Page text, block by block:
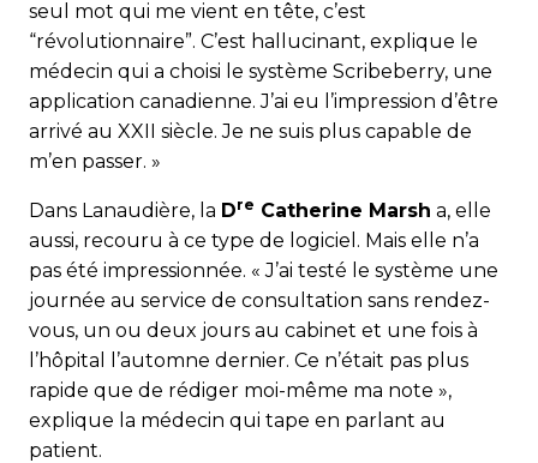
seul mot qui me vient en tête, c’est
“révolutionnaire”. C’est hallucinant, explique le
médecin qui a choisi le système Scribeberry, une
application canadienne. J’ai eu l’impression d’être
arrivé au XXII siècle. Je ne suis plus capa­ble de
m’en passer. »
Dans Lanaudière, la Dre Catherine Marsh a, elle
aussi, recouru à ce type de logiciel. Mais elle n’a
pas été impressionnée. « J’ai testé le système une
journée au service de consultation sans rendez-
vous, un ou deux jours au cabinet et une fois à
l’hôpital l’automne dernier. Ce n’était pas plus
rapide que de rédiger moi-même ma note »,
explique la médecin qui tape en parlant au
patient.